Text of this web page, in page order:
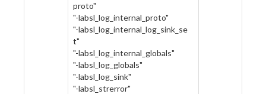
proto"
"-labsl_log_internal_proto"
"-labsl_log_internal_log_sink_se
t"
"-labsl_log_internal_globals"
"-labsl_log_globals"
"-labsl_log_sink"
"-labsl_strerror"